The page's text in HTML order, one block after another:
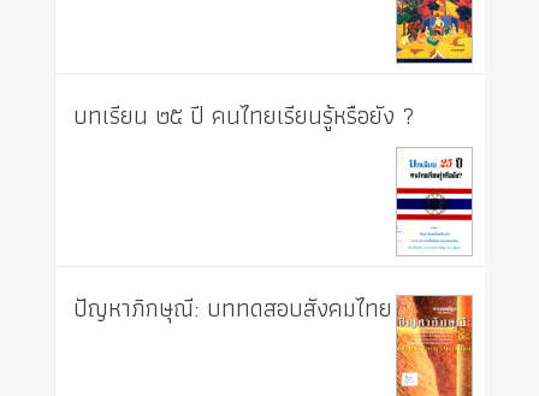
บทเรียน ๒๕ ปี คนไทยเรียนรู้หรือยัง ?
ปัญหาภิกษุณี: บททดสอบสังคมไทย